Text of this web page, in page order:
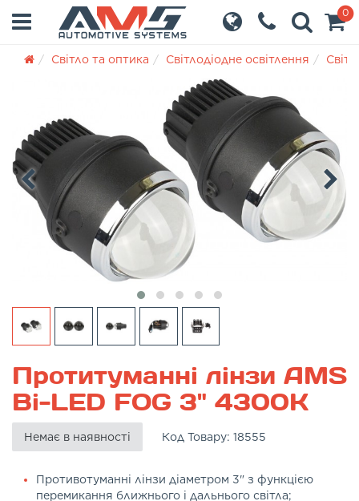
0
Світло та оптика Світлодіодне освітлення
Протитуманні лінзи AMS
Bi-LED FOG 3" 4300K
Немає в наявності Код Товару: 18555
Противотуманні лінзи діаметром 3" з функцією
перемикання ближнього і дальнього світла;